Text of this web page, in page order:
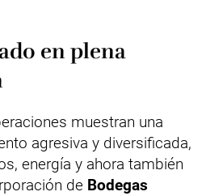
en plena
muestran una
agresiva y diversificada,
energía y ahora también
de Bodegas